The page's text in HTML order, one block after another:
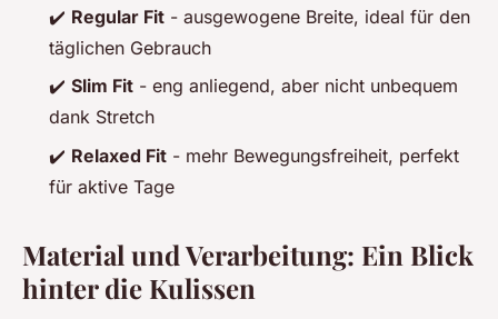
✔️ Regular Fit - ausgewogene Breite, ideal für den
täglichen Gebrauch
✔️ Slim Fit - eng anliegend, aber nicht unbequem
dank Stretch
✔️ Relaxed Fit - mehr Bewegungsfreiheit, perfekt
für aktive Tage
Material und Verarbeitung: Ein Blick
hinter die Kulissen